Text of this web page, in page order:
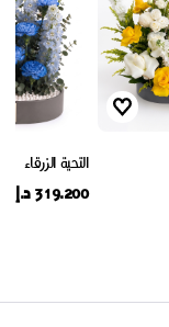
التحية الزرقاء
319.200 د.إ.